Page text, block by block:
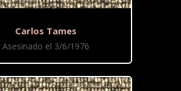
Carlos Tames
Asesinado el 3/6/1976